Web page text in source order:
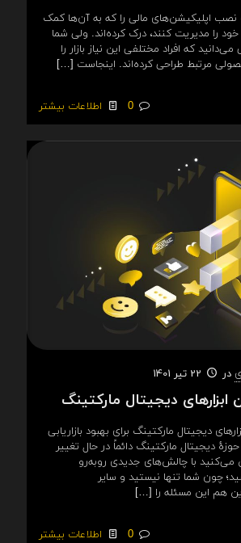
نصب اپلیکیشن‌های مالی را که به آن‌ها کمک
را مدیریت کنند، درک کرده‌اند. ولی شما
که افراد مختلفی این نیاز بازار را
مرتبط طراحی کرده‌اند. اینجاست […]
0 اطلاعات بیشتر
در 22 تیر 1401
ابزارهای دیجیتال مارکتینگ
دیجیتال مارکتینگ برای بهبود بازاریابی
دیجیتال مارکتینگ دائماً در حال تغییر
با چالش‌های جدیدی روبه‌رو
چون شما تنها نیستید و سایر
هم این مسئله را […]
0 اطلاعات بیشتر